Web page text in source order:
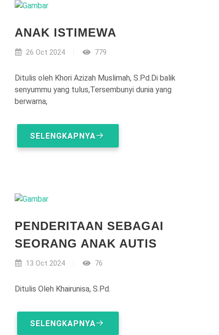
ANAK ISTIMEWA
26 Oct 2024 779
Ditulis oleh Khori Azizah Muslimah, S.Pd.Di balik
senyummu yang tulus,Tersembunyi dunia yang
berwarna,
SELENGKAPNYA
PENDERITAAN SEBAGAI
SEORANG ANAK AUTIS
13 Oct 2024 76
Ditulis Oleh Khairunisa, S.Pd.
SELENGKAPNYA